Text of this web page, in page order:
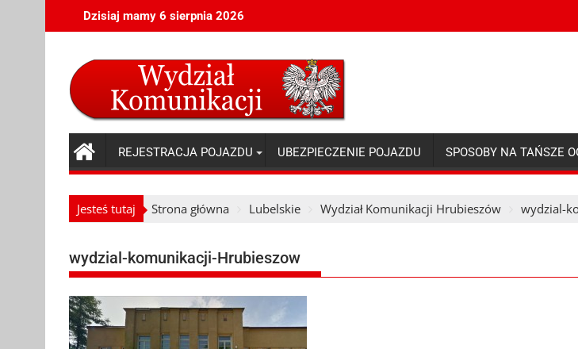
to
Dzisiaj mamy 6 sierpnia 2026
REJESTRACJA POJAZDU UBEZPIECZENIE POJAZDU SPOSOBY NA TAŃSZE
Jesteś tutaj Strona główna Lubelskie Wydział Komunikacji Hrubieszów wydzial-
wydzial-komunikacji-Hrubieszow